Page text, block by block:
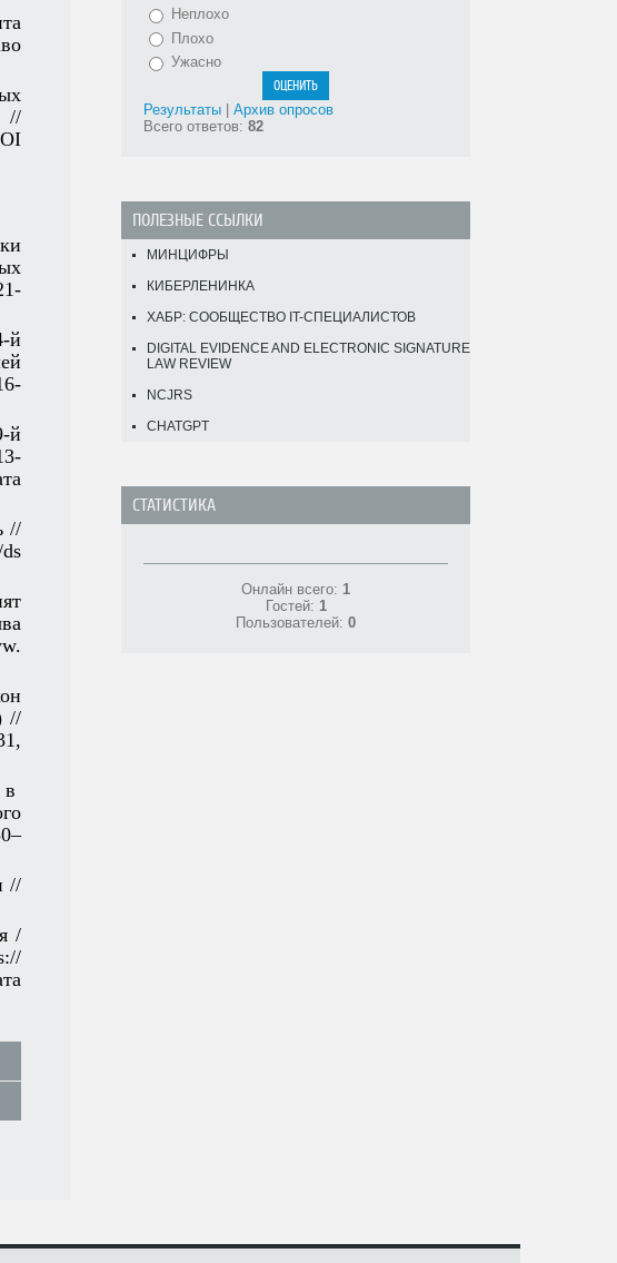
//
й
й
//
//
//
/
Неплохо
Плохо
Ужасно
Результаты
Архив опросов
Всего ответов: 82
ПОЛЕЗНЫЕ ССЫЛКИ
МИНЦИФРЫ
КИБЕРЛЕНИНКА
ХАБР: СООБЩЕСТВО IT-СПЕЦИАЛИСТОВ
DIGITAL EVIDENCE AND ELECTRONIC SIGNATURE
LAW REVIEW
NCJRS
CHATGPT
СТАТИСТИКА
Онлайн всего: 1
Гостей: 1
Пользователей: 0